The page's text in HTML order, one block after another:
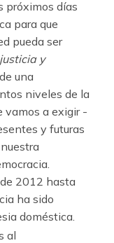
próximos días
para que
pueda ser
y
una
niveles de la
vamos a exigir -
y futuras
2012 hasta
ha sido
doméstica.
al